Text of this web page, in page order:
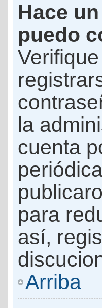
Hace
puedo
la
cuenta
para
así,
Arriba